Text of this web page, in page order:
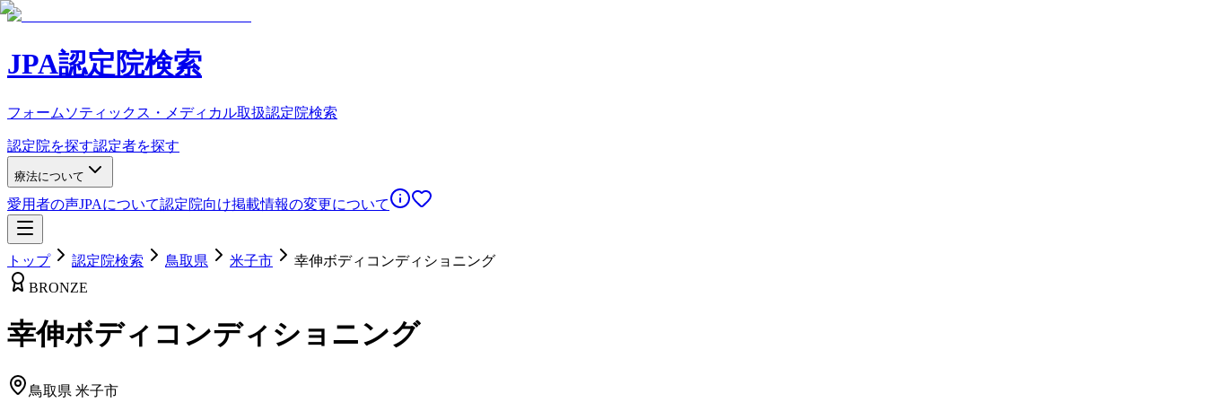
JPA認定院検索
フォームソティックス・メディカル取扱認定院検索
認定院を探す認定者を探す
療法について
愛用者の声JPAについて認定院向け掲載情報の変更について
トップ 認定院検索 鳥取県 米子市
幸伸ボディコンディショニング
BRONZE
幸伸ボディコンディショニング
鳥取県 米子市